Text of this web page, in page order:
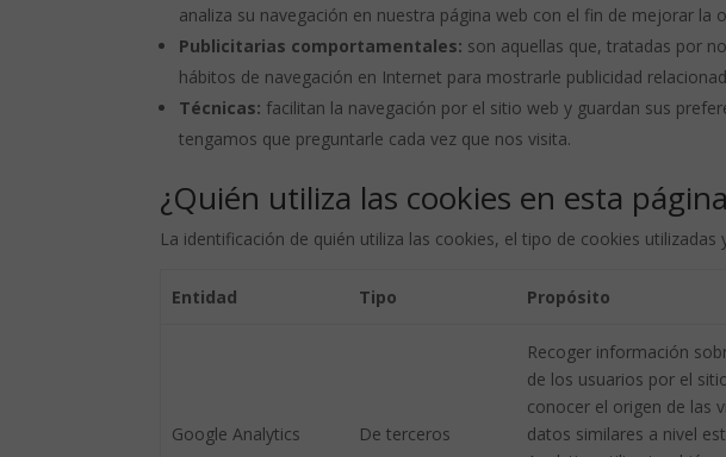
analiza su navegación en nuestra página web con el fin de mejorar
Publicitarias comportamentales: son aquellas que, tratadas por
hábitos de navegación en Internet para mostrarle publicidad
Técnicas: facilitan la navegación por el sitio web y guardan sus
tengamos que preguntarle cada vez que nos visita.
¿Quién utiliza las cookies en esta
La identificación de quién utiliza las cookies, el tipo de cookies
Entidad Tipo Propósito
Google Analytics De terceros
Recoger información
de los usuarios por el
conocer el origen de las
datos similares a nivel